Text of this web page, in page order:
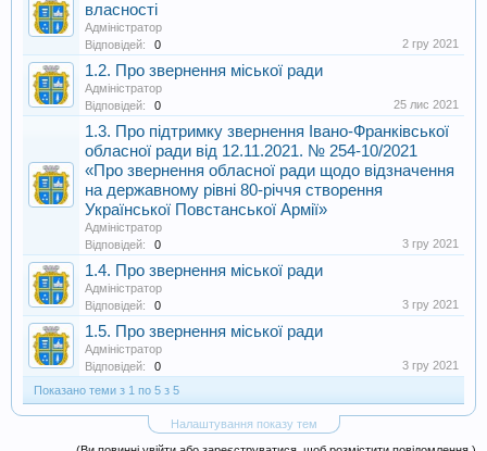
власності
Адміністратор
Відповідей:
0 2 гру 2021
1.2. Про звернення міської ради
Адміністратор
Відповідей:
0 25 лис 2021
1.3. Про підтримку звернення Івано-Франківської
обласної ради від 12.11.2021. № 254-10/2021
«Про звернення обласної ради щодо відзначення
на державному рівні 80-річчя створення
Української Повстанської Армії»
Адміністратор
Відповідей:
0 3 гру 2021
1.4. Про звернення міської ради
Адміністратор
Відповідей:
0 3 гру 2021
1.5. Про звернення міської ради
Адміністратор
Відповідей:
0
3 гру 2021
Показано теми з 1 по 5 з 5
Налаштування показу тем